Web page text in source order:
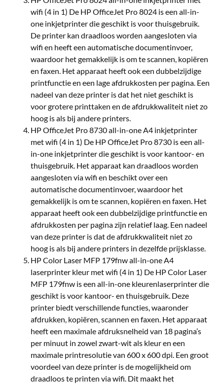
wifi (4 in 1) De HP OfficeJet Pro 8024 is een all-in-
one inkjetprinter die geschikt is voor thuisgebruik.
De printer kan draadloos worden aangesloten via
wifi en heeft een automatische documentinvoer,
waardoor het gemakkelijk is om te scannen, kopiëren
en faxen. Het apparaat heeft ook een dubbelzijdige
printfunctie en een lage afdrukkosten per pagina. Een
nadeel van deze printer is dat het niet geschikt is
voor grotere printtaken en de afdrukkwaliteit niet zo
hoog is als bij andere printers.
HP OfficeJet Pro 8730 all-in-one A4 inkjetprinter
met wifi (4 in 1) De HP OfficeJet Pro 8730 is een all-
in-one inkjetprinter die geschikt is voor kantoor- en
thuisgebruik. Het apparaat kan draadloos worden
aangesloten via wifi en beschikt over een
automatische documentinvoer, waardoor het
gemakkelijk is om te scannen, kopiëren en faxen. Het
apparaat heeft ook een dubbelzijdige printfunctie en
afdrukkosten per pagina zijn relatief laag. Een nadeel
van deze printer is dat de afdrukkwaliteit niet zo
hoog is als bij andere printers in dezelfde prijsklasse.
HP Color Laser MFP 179fnw all-in-one A4
laserprinter kleur met wifi (4 in 1) De HP Color Laser
MFP 179fnw is een all-in-one kleurenlaserprinter die
geschikt is voor kantoor- en thuisgebruik. Deze
printer biedt verschillende functies, waaronder
afdrukken, kopiëren, scannen en faxen. Het apparaat
heeft een maximale afdruksnelheid van 18 pagina’s
per minuut in zowel zwart-wit als kleur en een
maximale printresolutie van 600 x 600 dpi. Een groot
voordeel van deze printer is de mogelijkheid om
draadloos te printen via wifi. Dit maakt het